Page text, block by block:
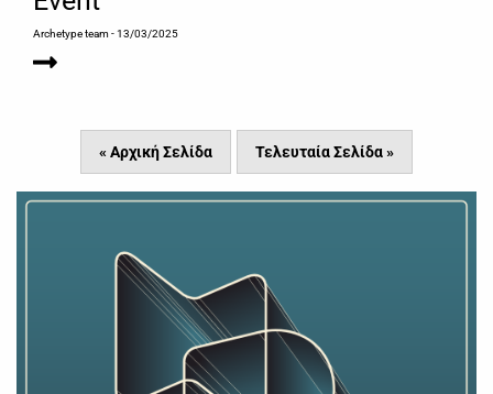
Archetype team- 13/03/2025
« Αρχική Σελίδα Τελευταία Σελίδα »